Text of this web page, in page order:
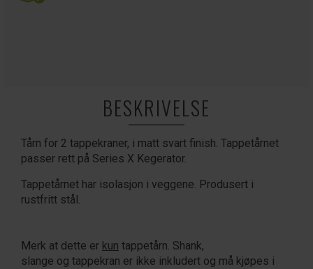
BESKRIVELSE
Tårn for 2 tappekraner, i matt svart finish. Tappetårnet
passer rett på Series X Kegerator.
Tappetårnet har isolasjon i veggene. Produsert i
rustfritt stål.
Merk at dette er kun tappetårn. Shank,
slange og tappekran er ikke inkludert og må kjøpes i